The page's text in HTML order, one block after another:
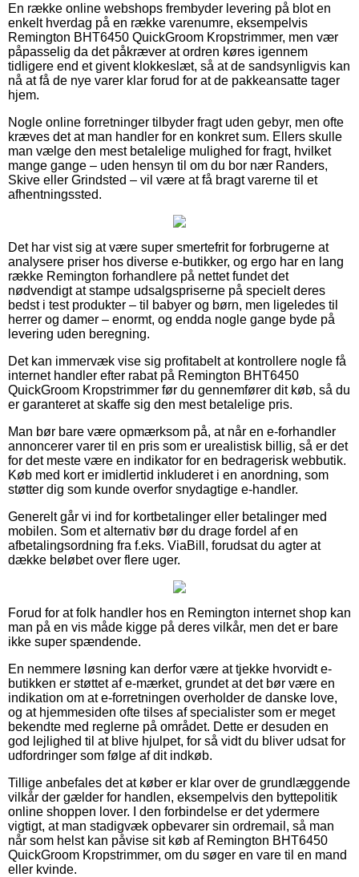
En række online webshops frembyder levering på blot en
enkelt hverdag på en række varenumre, eksempelvis
Remington BHT6450 QuickGroom Kropstrimmer, men vær
påpasselig da det påkræver at ordren køres igennem
tidligere end et givent klokkeslæt, så at de sandsynligvis kan
nå at få de nye varer klar forud for at de pakkeansatte tager
hjem.
Nogle online forretninger tilbyder fragt uden gebyr, men ofte
kræves det at man handler for en konkret sum. Ellers skulle
man vælge den mest betalelige mulighed for fragt, hvilket
mange gange – uden hensyn til om du bor nær Randers,
Skive eller Grindsted – vil være at få bragt varerne til et
afhentningssted.
Det har vist sig at være super smertefrit for forbrugerne at
analysere priser hos diverse e-butikker, og ergo har en lang
række Remington forhandlere på nettet fundet det
nødvendigt at stampe udsalgspriserne på specielt deres
bedst i test produkter – til babyer og børn, men ligeledes til
herrer og damer – enormt, og endda nogle gange byde på
levering uden beregning.
Det kan immervæk vise sig profitabelt at kontrollere nogle få
internet handler efter rabat på Remington BHT6450
QuickGroom Kropstrimmer før du gennemfører dit køb, så du
er garanteret at skaffe sig den mest betalelige pris.
Man bør bare være opmærksom på, at når en e-forhandler
annoncerer varer til en pris som er urealistisk billig, så er det
for det meste være en indikator for en bedragerisk webbutik.
Køb med kort er imidlertid inkluderet i en anordning, som
støtter dig som kunde overfor snydagtige e-handler.
Generelt går vi ind for kortbetalinger eller betalinger med
mobilen. Som et alternativ bør du drage fordel af en
afbetalingsordning fra f.eks. ViaBill, forudsat du agter at
dække beløbet over flere uger.
Forud for at folk handler hos en Remington internet shop kan
man på en vis måde kigge på deres vilkår, men det er bare
ikke super spændende.
En nemmere løsning kan derfor være at tjekke hvorvidt e-
butikken er støttet af e-mærket, grundet at det bør være en
indikation om at e-forretningen overholder de danske love,
og at hjemmesiden ofte tilses af specialister som er meget
bekendte med reglerne på området. Dette er desuden en
god lejlighed til at blive hjulpet, for så vidt du bliver udsat for
udfordringer som følge af dit indkøb.
Tillige anbefales det at køber er klar over de grundlæggende
vilkår der gælder for handlen, eksempelvis den byttepolitik
online shoppen lover. I den forbindelse er det ydermere
vigtigt, at man stadigvæk opbevarer sin ordremail, så man
når som helst kan påvise sit køb af Remington BHT6450
QuickGroom Kropstrimmer, om du søger en vare til en mand
eller kvinde.